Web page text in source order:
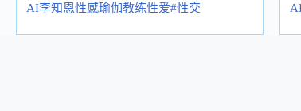
AI李知恩性感瑜伽教练性爱#性交